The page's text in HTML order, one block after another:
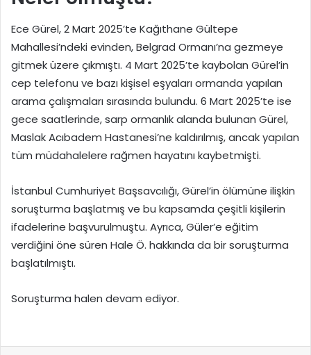
Ece Gürel, 2 Mart 2025’te Kağıthane Gültepe
Mahallesi’ndeki evinden, Belgrad Ormanı’na gezmeye
gitmek üzere çıkmıştı. 4 Mart 2025’te kaybolan Gürel’in
cep telefonu ve bazı kişisel eşyaları ormanda yapılan
arama çalışmaları sırasında bulundu. 6 Mart 2025’te ise
gece saatlerinde, sarp ormanlık alanda bulunan Gürel,
Maslak Acıbadem Hastanesi’ne kaldırılmış, ancak yapılan
tüm müdahalelere rağmen hayatını kaybetmişti.
İstanbul Cumhuriyet Başsavcılığı, Gürel’in ölümüne ilişkin
soruşturma başlatmış ve bu kapsamda çeşitli kişilerin
ifadelerine başvurulmuştu. Ayrıca, Güler’e eğitim
verdiğini öne süren Hale Ö. hakkında da bir soruşturma
başlatılmıştı.
Soruşturma halen devam ediyor.